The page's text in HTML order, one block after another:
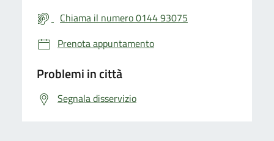
Chiama il numero 0144 93075
Prenota appuntamento
Problemi in città
Segnala disservizio